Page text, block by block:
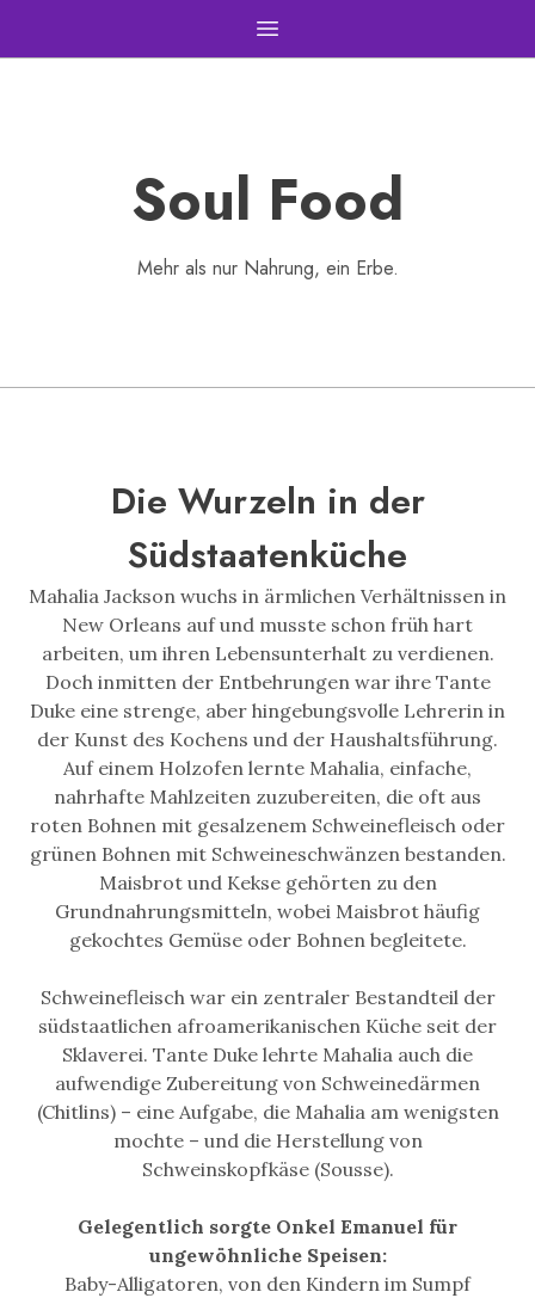
Open main menu
Soul Food
Mehr als nur Nahrung, ein Erbe.
Die Wurzeln in der
Südstaatenküche
Mahalia Jackson wuchs in ärmlichen Verhältnissen in
New Orleans auf und musste schon früh hart
arbeiten, um ihren Lebensunterhalt zu verdienen.
Doch inmitten der Entbehrungen war ihre Tante
Duke eine strenge, aber hingebungsvolle Lehrerin in
der Kunst des Kochens und der Haushaltsführung.
Auf einem Holzofen lernte Mahalia, einfache,
nahrhafte Mahlzeiten zuzubereiten, die oft aus
roten Bohnen mit gesalzenem Schweinefleisch oder
grünen Bohnen mit Schweineschwänzen bestanden.
Maisbrot und Kekse gehörten zu den
Grundnahrungsmitteln, wobei Maisbrot häufig
gekochtes Gemüse oder Bohnen begleitete.
Schweinefleisch war ein zentraler Bestandteil der
südstaatlichen afroamerikanischen Küche seit der
Sklaverei. Tante Duke lehrte Mahalia auch die
aufwendige Zubereitung von Schweinedärmen
(Chitlins) – eine Aufgabe, die Mahalia am wenigsten
mochte – und die Herstellung von
Schweinskopfkäse (Sousse).
Gelegentlich sorgte Onkel Emanuel für
ungewöhnliche Speisen:
Baby-Alligatoren, von den Kindern im Sumpf